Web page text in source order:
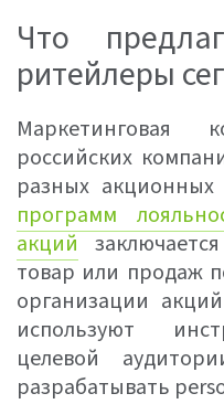
Что
ритейлеры
Маркетинговая
российских
разных
программ
акций
товар или продаж
организации
используют
целевой
разрабатывать